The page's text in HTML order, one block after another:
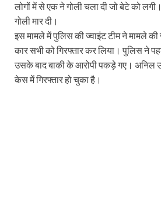
लोगों में से एक ने गोली चला दी जो बेटे को
गोली मार दी।
इस मामले में पुलिस की ज्वाइंट टीम ने मामले
कार सभी को गिरफ्तार कर लिया। पुलिस ने
उसके बाद बाकी के आरोपी पकड़े गए। अनिल
केस में गिरफ्तार हो चुका है।